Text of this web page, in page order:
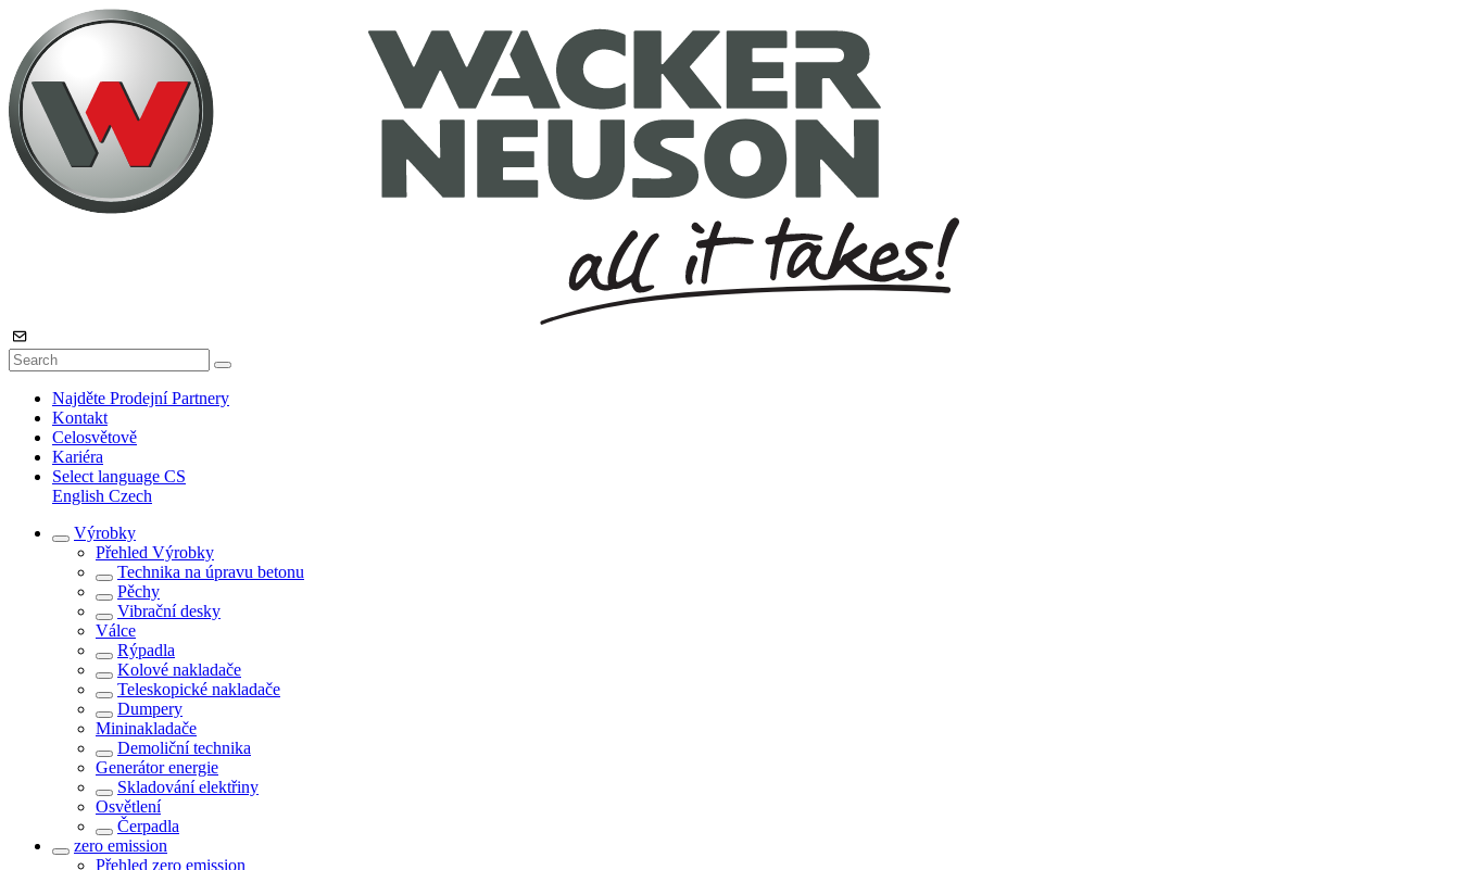
Najděte Prodejní Partnery
Kontakt
Celosvětově
Kariéra
Select language CS
English Czech
Výrobky
Přehled Výrobky
Technika na úpravu betonu
Pěchy
Vibrační desky
Válce
Rýpadla
Kolové nakladače
Teleskopické nakladače
Dumpery
Mininakladače
Demoliční technika
Generátor energie
Skladování elektřiny
Osvětlení
Čerpadla
zero emission
Přehled zero emission